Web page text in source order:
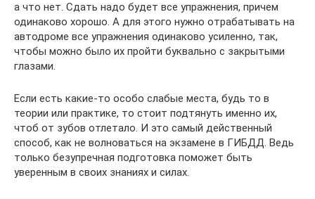
а что нет. Сдать надо будет все упражнения, причем
одинаково хорошо. А для этого нужно отрабатывать на
автодроме все упражнения одинаково усиленно, так,
чтобы можно было их пройти буквально с закрытыми
глазами.
Если есть какие-то особо слабые места, будь то в
теории или практике, то стоит подтянуть именно их,
чтоб от зубов отлетало. И это самый действенный
способ, как не волноваться на экзамене в ГИБДД. Ведь
только безупречная подготовка поможет быть
уверенным в своих знаниях и силах.